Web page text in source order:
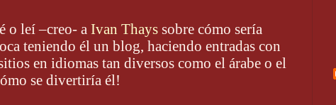
o leí –creo- a Ivan Thays sobre cómo sería
teniendo él un blog, haciendo entradas con
en idiomas tan diversos como el árabe o el
se divertiría él!